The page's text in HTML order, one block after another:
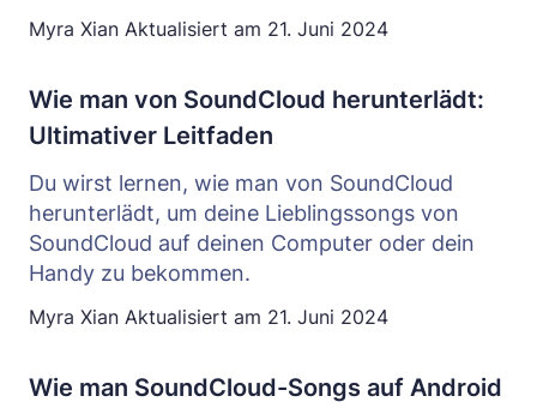
Myra Xian Aktualisiert am 21. Juni 2024
Wie man von SoundCloud herunterlädt:
Ultimativer Leitfaden
Du wirst lernen, wie man von SoundCloud
herunterlädt, um deine Lieblingssongs von
SoundCloud auf deinen Computer oder dein
Handy zu bekommen.
Myra Xian Aktualisiert am 21. Juni 2024
Wie man SoundCloud-Songs auf Android